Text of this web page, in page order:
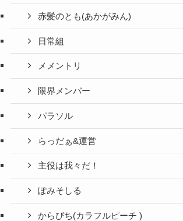
赤髪のとも(あかがみん)
日常組
メメントリ
限界メンバー
パラソル
らっだぁ&運営
主役は我々だ！
ぽみそしる
からぴち(カラフルピーチ )